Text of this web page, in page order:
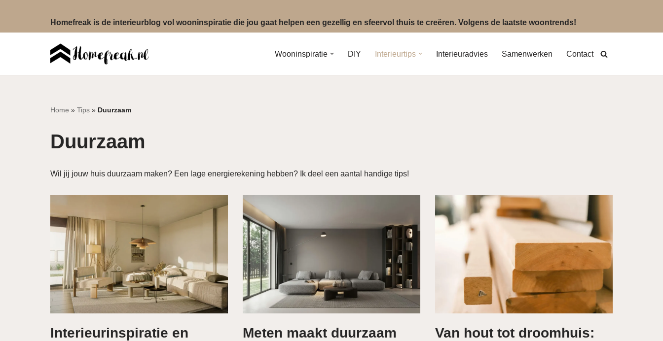
Homefreak is de interieurblog vol wooninspiratie die jou gaat helpen een gezellig en sfeervol thuis te creëren. Volgens de laatste woontrends!
Wooninspiratie DIY Interieurtips Interieuradvies Samenwerken Contact
Home » Tips » Duurzaam
Duurzaam
Wil jij jouw huis duurzaam maken? Een lage energierekening hebben? Ik deel een aantal handige tips!
Interieurinspiratie en
Meten maakt duurzaam
Van hout tot droomhuis: